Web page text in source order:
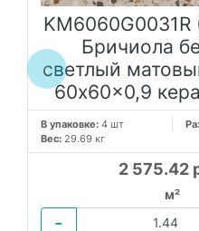
KM6060G0031R
Бричиола
светлый
60x60x0,9
В упаковке: 4 шт
Вес: 29.69 кг
2 575.42
м²
−